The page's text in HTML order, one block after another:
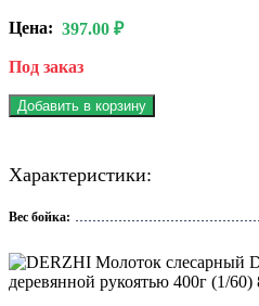
Цена: 397.00 ₽
Под заказ
Добавить в корзину
Характеристики:
Вес бойка: